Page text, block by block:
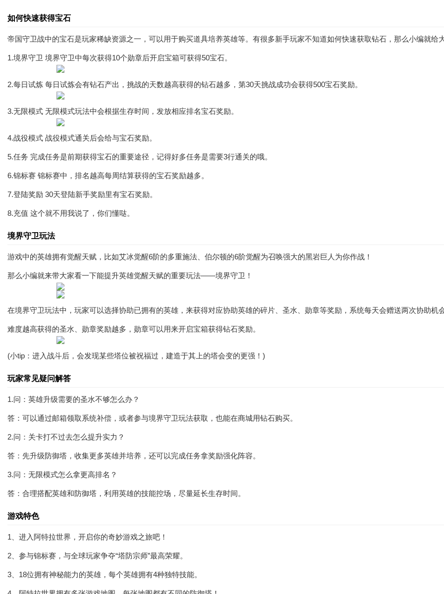
如何快速获得宝石
帝国守卫战中的宝石是玩家稀缺资源之一，可以用于购买道具培养英雄等。有很多新手玩家不知道如何快速获取钻石，那么小编就给
1.境界守卫 境界守卫中每次获得10个勋章后开启宝箱可获得50宝石。
2.每日试炼 每日试炼会有钻石产出，挑战的天数越高获得的钻石越多，第30天挑战成功会获得500宝石奖励。
3.无限模式 无限模式玩法中会根据生存时间，发放相应排名宝石奖励。
4.战役模式 战役模式通关后会给与宝石奖励。
5.任务 完成任务是前期获得宝石的重要途径，记得好多任务是需要3行通关的哦。
6.锦标赛 锦标赛中，排名越高每周结算获得的宝石奖励越多。
7.登陆奖励 30天登陆新手奖励里有宝石奖励。
8.充值 这个就不用我说了，你们懂哒。
境界守卫玩法
游戏中的英雄拥有觉醒天赋，比如艾冰觉醒6阶的多重施法、伯尔顿的6阶觉醒为召唤强大的黑岩巨人为你作战！
那么小编就来带大家看一下能提升英雄觉醒天赋的重要玩法——境界守卫！
在境界守卫玩法中，玩家可以选择协助已拥有的英雄，来获得对应协助英雄的碎片、圣水、勋章等奖励，系统每天会赠送两次协助机
难度越高获得的圣水、勋章奖励越多，勋章可以用来开启宝箱获得钻石奖励。
(小tip：进入战斗后，会发现某些塔位被祝福过，建造于其上的塔会变的更强！)
玩家常见疑问解答
1.问：英雄升级需要的圣水不够怎么办？
答：可以通过邮箱领取系统补偿，或者参与境界守卫玩法获取，也能在商城用钻石购买。
2.问：关卡打不过去怎么提升实力？
答：先升级防御塔，收集更多英雄并培养，还可以完成任务拿奖励强化阵容。
3.问：无限模式怎么拿更高排名？
答：合理搭配英雄和防御塔，利用英雄的技能控场，尽量延长生存时间。
游戏特色
1、进入阿特拉世界，开启你的奇妙游戏之旅吧！
2、参与锦标赛，与全球玩家争夺“塔防宗师”最高荣耀。
3、18位拥有神秘能力的英雄，每个英雄拥有4种独特技能。